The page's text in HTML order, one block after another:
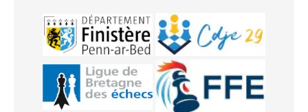
Les tournois
Les scolaires
Les stages
Les galeries